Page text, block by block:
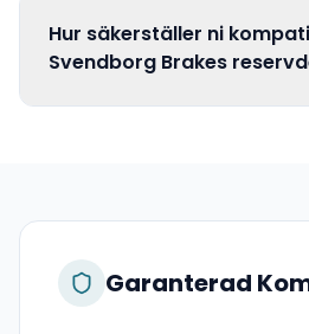
Hur säkerställer ni
Svendborg Brakes
Garanterad